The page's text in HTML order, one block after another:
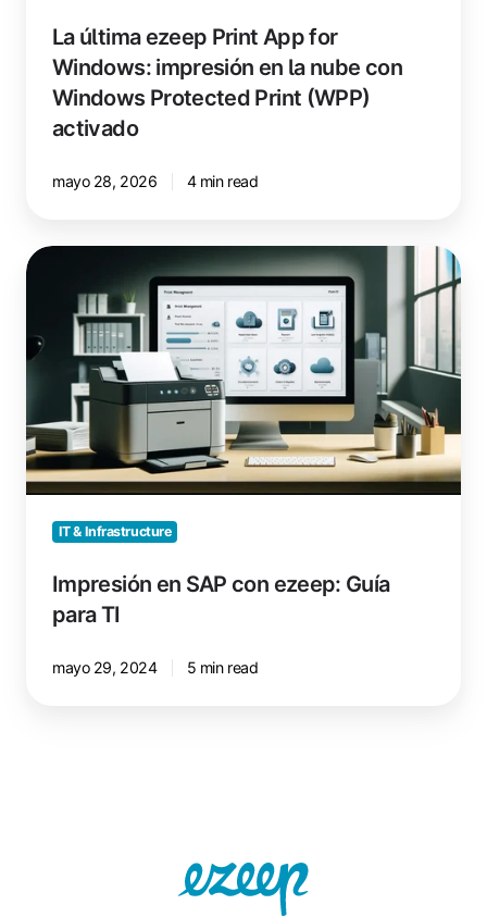
La última ezeep Print App for
Windows: impresión en la nube con
Windows Protected Print (WPP)
activado
mayo 28, 2026 4 min read
Impresión
con
ezeep:
para
TI
IT & Infrastructure
Impresión en SAP con ezeep: Guía
para TI
mayo 29, 2024 5 min read